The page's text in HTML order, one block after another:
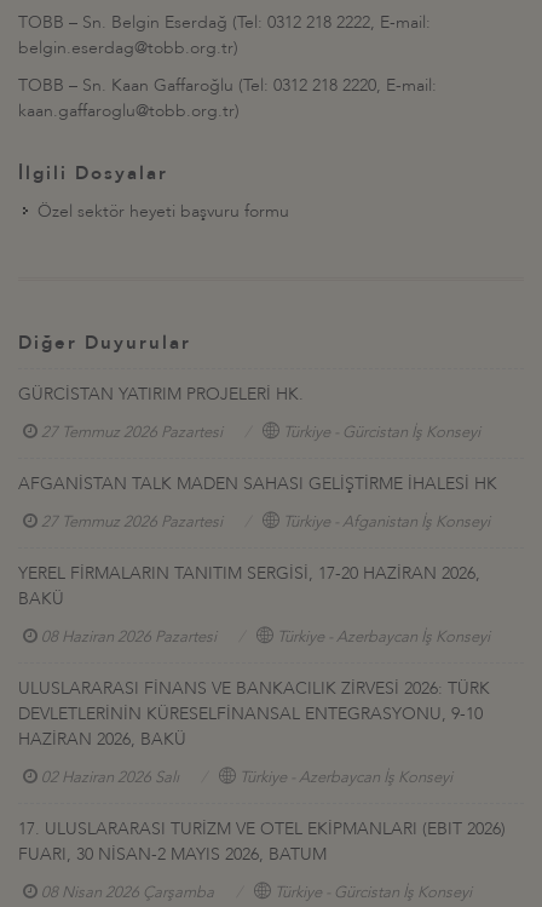
TOBB – Sn. Belgin Eserdağ (Tel: 0312 218 2222, E-mail:
belgin.eserdag@tobb.org.tr)
TOBB – Sn. Kaan Gaffaroğlu (Tel: 0312 218 2220, E-mail:
kaan.gaffaroglu@tobb.org.tr)
İlgili Dosyalar
Özel sektör heyeti başvuru formu
Diğer Duyurular
GÜRCİSTAN YATIRIM PROJELERİ HK.
27 Temmuz 2026 Pazartesi Türkiye - Gürcistan İş Konseyi
AFGANİSTAN TALK MADEN SAHASI GELİŞTİRME İHALESİ HK
27 Temmuz 2026 Pazartesi Türkiye - Afganistan İş Konseyi
YEREL FİRMALARIN TANITIM SERGİSİ, 17-20 HAZİRAN 2026,
BAKÜ
08 Haziran 2026 Pazartesi Türkiye - Azerbaycan İş Konseyi
ULUSLARARASI FİNANS VE BANKACILIK ZİRVESİ 2026: TÜRK
DEVLETLERİNİN KÜRESELFİNANSAL ENTEGRASYONU, 9-10
HAZİRAN 2026, BAKÜ
02 Haziran 2026 Salı Türkiye - Azerbaycan İş Konseyi
17. ULUSLARARASI TURİZM VE OTEL EKİPMANLARI (EBIT 2026)
FUARI, 30 NİSAN-2 MAYIS 2026, BATUM
08 Nisan 2026 Çarşamba Türkiye - Gürcistan İş Konseyi